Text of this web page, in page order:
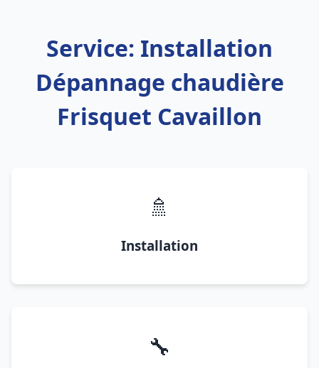
Service: Installation
Dépannage chaudière
Frisquet Cavaillon
🚿
Installation
🔧